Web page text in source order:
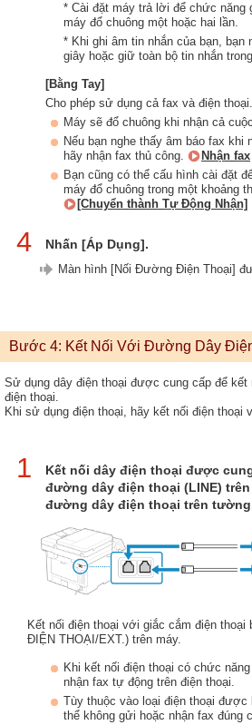
* Cài đặt máy trả lời để chức năng
máy đổ chuông một hoặc hai lần.
* Khi ghi âm tin nhắn của bạn, bạn
giây hoặc giữ toàn bộ tin nhắn
[Bằng Tay]
Cho phép sử dụng cả fax và điện thoại.
Máy sẽ đổ chuông khi nhận cả
Nếu bạn nghe thấy âm báo fax khi
hãy nhận fax thủ công.
Nhận fax
Bạn cũng có thể cấu hình cài đặt
máy đổ chuông trong một khoảng
[Chuyển thành Tự Động Nhận]
4 Nhấn [Áp Dụng].
Màn hình [Nối Đường Điện Thoại]
Bước 4: Kết Nối Với Đường Dây
Sử dụng dây điện thoại được cung cấp để
điện thoại.
Khi sử dụng điện thoại, hãy kết nối điện thoại
1
Kết nối dây điện thoại được
đường dây điện thoại (LINE)
đường dây điện thoại trên
Kết nối điện thoại với giắc cắm điện thoại
ĐIỆN THOẠI/EXT.) trên máy.
Khi kết nối điện thoại có chức
nhận fax tự động trên điện thoại.
Tùy thuộc vào loại điện thoại
thể không gửi hoặc nhận fax đúng